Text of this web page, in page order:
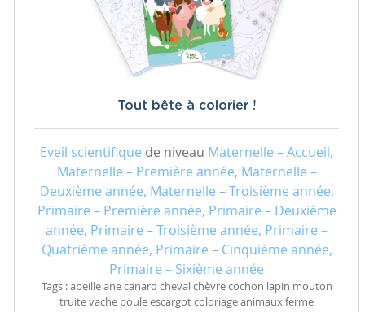
Tout bête à colorier !
Eveil scientifique de niveau Maternelle – Accueil,
Maternelle – Première année, Maternelle –
Deuxième année, Maternelle – Troisième année,
Primaire – Première année, Primaire – Deuxième
année, Primaire – Troisième année, Primaire –
Quatrième année, Primaire – Cinquième année,
Primaire – Sixième année
Tags : abeille ane canard cheval chèvre cochon lapin mouton
truite vache poule escargot coloriage animaux ferme